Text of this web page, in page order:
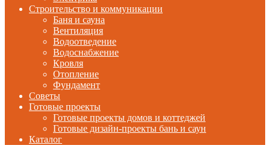
Строительство и коммуникации
Баня и сауна
Вентиляция
Водоотведение
Водоснабжение
Кровля
Отопление
Фундамент
Советы
Готовые проекты
Готовые проекты домов и коттеджей
Готовые дизайн-проекты бань и саун
Каталог